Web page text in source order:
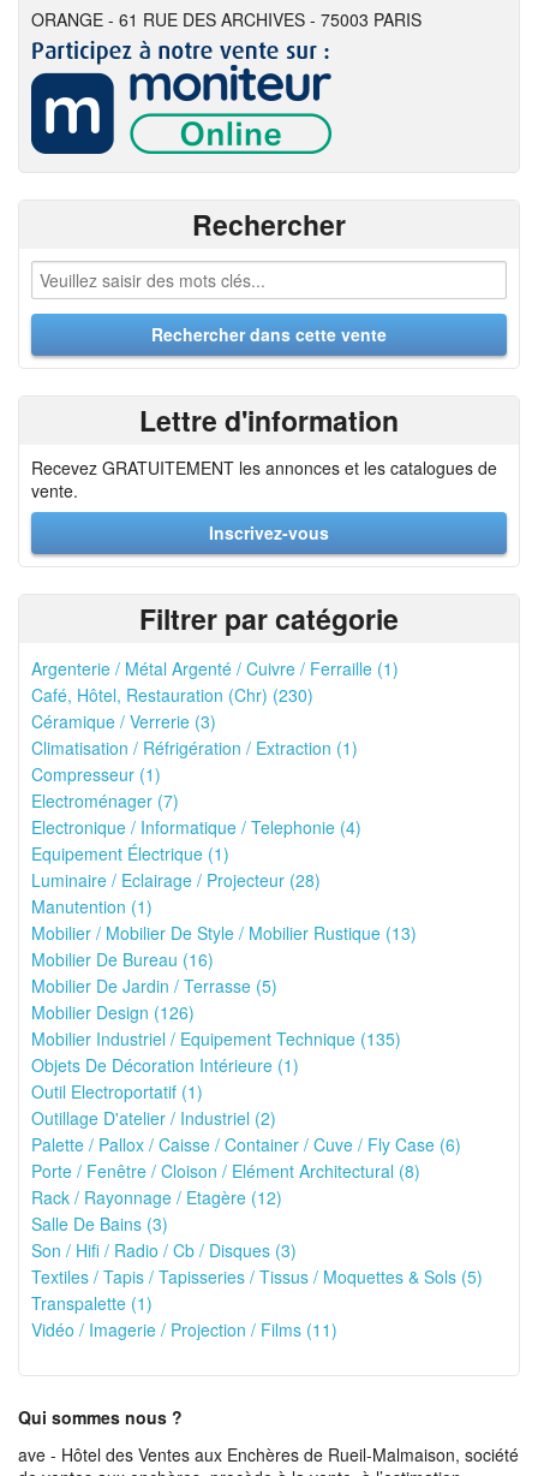
ORANGE - 61 RUE DES ARCHIVES - 75003 PARIS
Rechercher
Lettre d'information
Recevez GRATUITEMENT les annonces et les catalogues de
vente.
Inscrivez-vous
Filtrer par catégorie
Argenterie / Métal Argenté / Cuivre / Ferraille (1)
Café, Hôtel, Restauration (Chr) (230)
Céramique / Verrerie (3)
Climatisation / Réfrigération / Extraction (1)
Compresseur (1)
Electroménager (7)
Electronique / Informatique / Telephonie (4)
Equipement Électrique (1)
Luminaire / Eclairage / Projecteur (28)
Manutention (1)
Mobilier / Mobilier De Style / Mobilier Rustique (13)
Mobilier De Bureau (16)
Mobilier De Jardin / Terrasse (5)
Mobilier Design (126)
Mobilier Industriel / Equipement Technique (135)
Objets De Décoration Intérieure (1)
Outil Electroportatif (1)
Outillage D'atelier / Industriel (2)
Palette / Pallox / Caisse / Container / Cuve / Fly Case (6)
Porte / Fenêtre / Cloison / Elément Architectural (8)
Rack / Rayonnage / Etagère (12)
Salle De Bains (3)
Son / Hifi / Radio / Cb / Disques (3)
Textiles / Tapis / Tapisseries / Tissus / Moquettes & Sols (5)
Transpalette (1)
Vidéo / Imagerie / Projection / Films (11)
Qui sommes nous ?
ave - Hôtel des Ventes aux Enchères de Rueil-Malmaison, société